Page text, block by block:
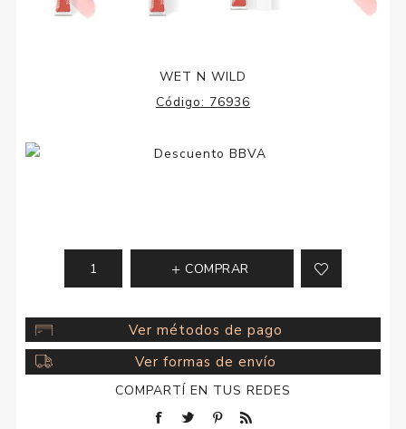
WET N WILD
Código: 76936
COMPRAR
Ver métodos de pago
Ver formas de envío
COMPARTÍ EN TUS REDES